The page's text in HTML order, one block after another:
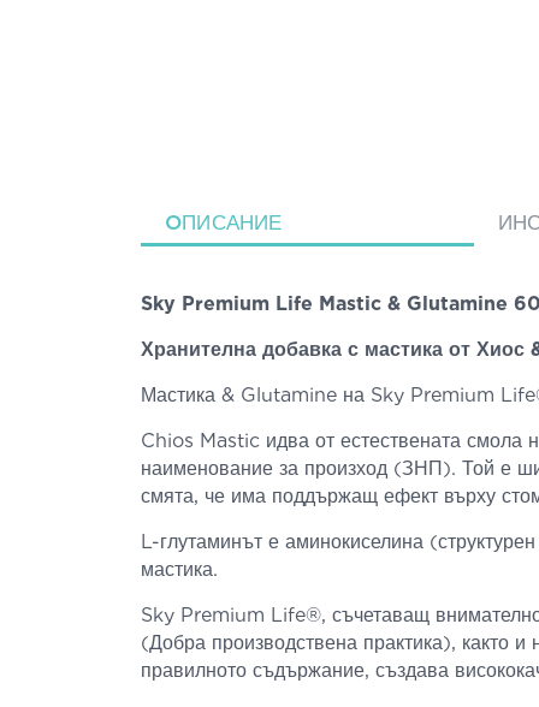
ΟПИСАНИЕ
Sky Premium Life Mastic & Glutamine
Хранителна добавка с мастика от
Мастика & Glutamine на Sky Premium
Chios Mastic идва от естествената смола
наименование за произход (ЗНП). Той е
смята, че има поддържащ ефект върху
L-глутаминът е аминокиселина
мастика.
Sky Premium Life®, съчетаващ
(Добра производствена практика), както
правилното съдържание, създава